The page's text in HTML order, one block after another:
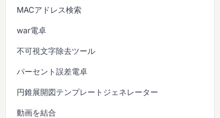
MACアドレス検索
war電卓
不可視文字除去ツール
パーセント誤差電卓
円錐展開図テンプレートジェネレーター
動画を結合